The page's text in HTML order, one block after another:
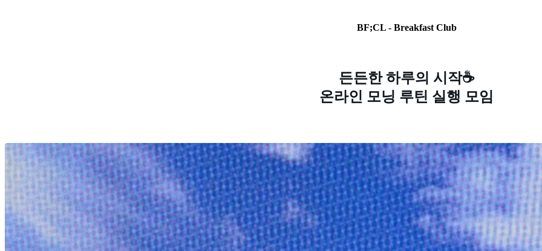
BF;CL - Breakfast Club
든든한 하루의 시작☕
온라인 모닝 루틴 실행 모임